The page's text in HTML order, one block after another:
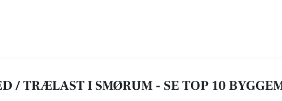
/ TRÆLAST I SMØRUM - SE TOP 10